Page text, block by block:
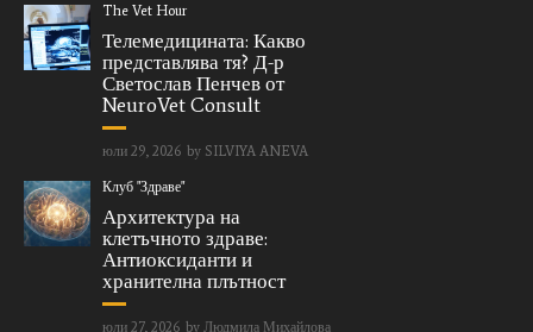
The Vet Hour
Телемедицината: Какво
представлява тя? Д-р
Светослав Пенчев от
NeuroVet Consult
юли 29, 2026 by SILVIYA ANEVA
Клуб "Здраве"
Архитектура на
клетъчното здраве:
Антиоксиданти и
хранителна плътност
юли 27, 2026 by Людмила Михайлова